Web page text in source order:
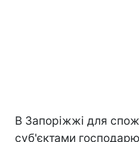
В Запоріжжі для
суб'єктами